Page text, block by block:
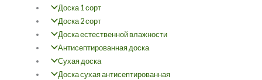
Доска 1 сорт
Доска 2 сорт
Доска естественной влажности
Антисептированная доска
Сухая доска
Доска сухая антисептированная